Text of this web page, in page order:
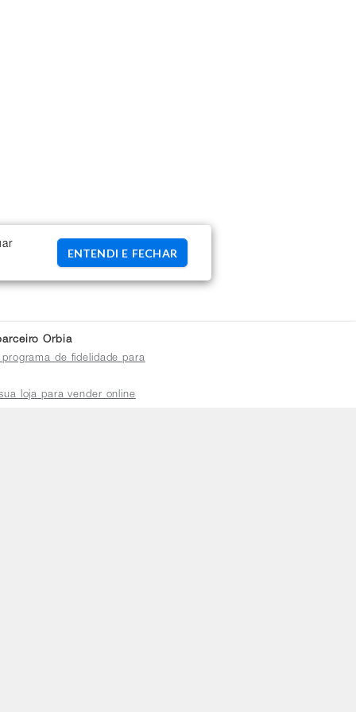
ENTENDI E FECHAR
Orbia
programa de fidelidade para
loja para vender online